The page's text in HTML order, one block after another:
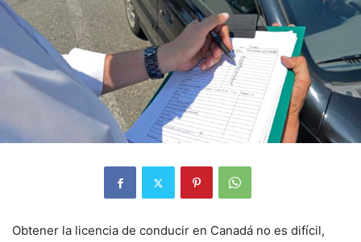
Obtener la licencia de conducir en Canadá no es difícil,